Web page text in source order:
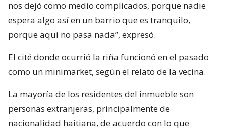
nos dejó como medio complicados, porque nadie
espera algo así en un barrio que es tranquilo,
porque aquí no pasa nada”, expresó.
El cité donde ocurrió la riña funcionó en el pasado
como un minimarket, según el relato de la vecina.
La mayoría de los residentes del inmueble son
personas extranjeras, principalmente de
nacionalidad haitiana, de acuerdo con lo que